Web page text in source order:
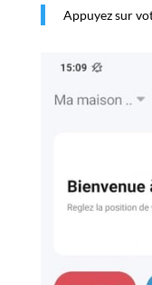
Appuyez sur